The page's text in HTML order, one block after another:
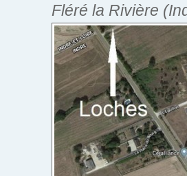
Fléré la Rivière